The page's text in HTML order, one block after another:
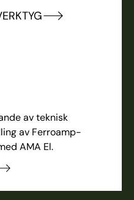
av teknisk
av Ferroamp-
AMA El.